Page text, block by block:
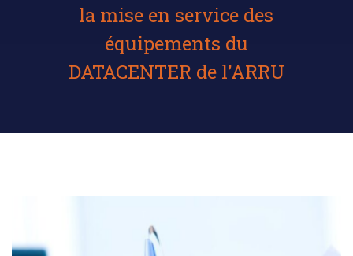
la mise en service des
équipements du
DATACENTER de l’ARRU